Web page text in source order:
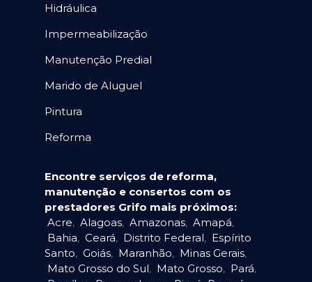
Hidráulica
Impermeabilização
Manutenção Predial
Marido de Aluguel
Pintura
Reforma
Encontre serviços de reforma,
manutenção e consertos com os
prestadores Grifo mais próximos:
Acre, Alagoas, Amazonas, Amapá,
Bahia, Ceará, Distrito Federal, Espírito
Santo, Goiás, Maranhão, Minas Gerais,
Mato Grosso do Sul, Mato Grosso, Pará,